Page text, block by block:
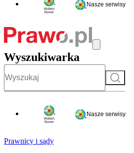
Nasze serwisy
Wyszukiwarka
Szukaj
Nasze serwisy
Prawnicy i sądy